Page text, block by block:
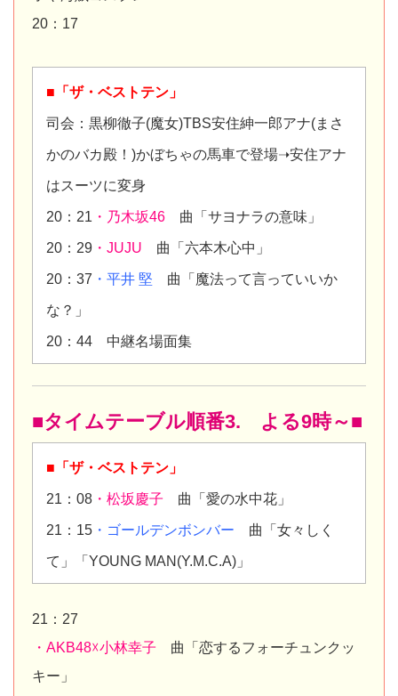
20：17
■「ザ・ベストテン」
司会：黒柳徹子(魔女)TBS安住紳一郎アナ(まさ
かのバカ殿！)かぼちゃの馬車で登場➝安住アナ
はスーツに変身
20：21 ・乃木坂46 曲「サヨナラの意味」
20：29 ・JUJU 曲「六本木心中」
20：37 ・平井 堅 曲「魔法って言っていいか
な？」
20：44 中継名場面集
■タイムテーブル順番3. よる9時～■
■「ザ・ベストテン」
21：08 ・松坂慶子 曲「愛の水中花」
21：15 ・ゴールデンボンバー 曲「女々しく
て」「YOUNG MAN(Y.M.C.A)」
21：27
・AKB48☓小林幸子 曲「恋するフォーチュンクッ
キー」